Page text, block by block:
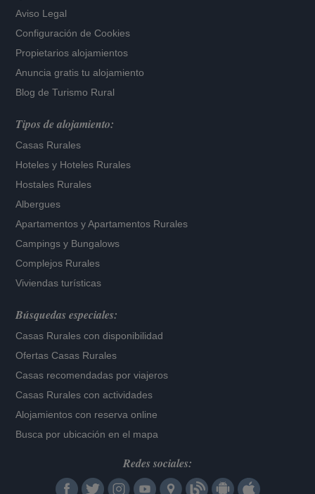
Aviso Legal
Configuración de Cookies
Propietarios alojamientos
Anuncia gratis tu alojamiento
Blog de Turismo Rural
Tipos de alojamiento:
Casas Rurales
Hoteles y Hoteles Rurales
Hostales Rurales
Albergues
Apartamentos yApartamentos Rurales
Campings y Bungalows
Complejos Rurales
Viviendas turísticas
Búsquedas especiales:
Casas Rurales con disponibilidad
Ofertas Casas Rurales
Casas recomendadas por viajeros
Casas Rurales con actividades
Alojamientos con reserva online
Busca por ubicación en el mapa
Redes sociales: